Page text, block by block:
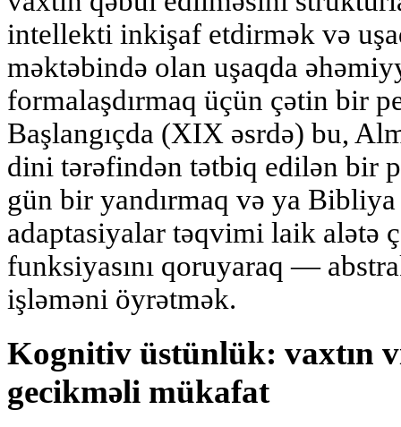
intellekti inkişaf etdirmək və
məktəbində olan uşaqda
formalaşdırmaq üçün çətin bir
Başlangıçda (XIX əsrdə) bu,
dini tərəfindən tətbiq edilən bir
gün bir yandırmaq və ya
adaptasiyalar təqvimi laik alətə
funksiyasını qoruyaraq —
işləməni öyrətmək.
Kognitiv üstünlük: vaxtın
gecikməli mükafat